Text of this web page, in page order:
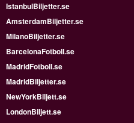
IstanbulBiljetter.se
AmsterdamBiljetter.se
MilanoBiljetter.se
BarcelonaFotboll.se
MadridFotboll.se
MadridBiljetter.se
NewYorkBiljett.se
LondonBiljett.se